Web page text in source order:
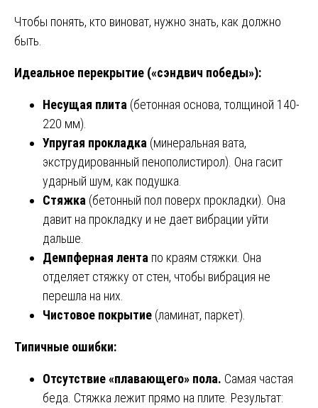
Чтобы понять, кто виноват, нужно знать, как должно
быть.
Идеальное перекрытие («сэндвич победы»):
Несущая плита (бетонная основа, толщиной 140-
220 мм).
Упругая прокладка (минеральная вата,
экструдированный пенополистирол). Она гасит
ударный шум, как подушка.
Стяжка (бетонный пол поверх прокладки). Она
давит на прокладку и не дает вибрации уйти
дальше.
Демпферная лента по краям стяжки. Она
отделяет стяжку от стен, чтобы вибрация не
перешла на них.
Чистовое покрытие (ламинат, паркет).
Типичные ошибки:
Отсутствие «плавающего» пола. Самая частая
беда. Стяжка лежит прямо на плите. Результат: